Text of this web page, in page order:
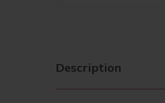
Description